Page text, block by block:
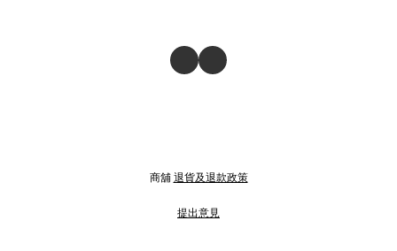
商舖退貨及退款政策
提出意見